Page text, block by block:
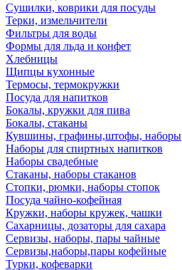
Сушилки, коврики для посуды
Терки, измельчители
Фильтры для воды
Формы для льда и конфет
Хлебницы
Щипцы кухонные
Термосы, термокружки
Посуда для напитков
Бокалы, кружки для пива
Бокалы, стаканы
Кувшины, графины,штофы, наборы
Наборы для спиртных напитков
Наборы свадебные
Стаканы, наборы стаканов
Стопки, рюмки, наборы стопок
Посуда чайно-кофейная
Кружки, наборы кружек, чашки
Сахарницы, дозаторы для сахара
Сервизы, наборы, пары чайные
Сервизы,наборы,пары кофейные
Турки, кофеварки